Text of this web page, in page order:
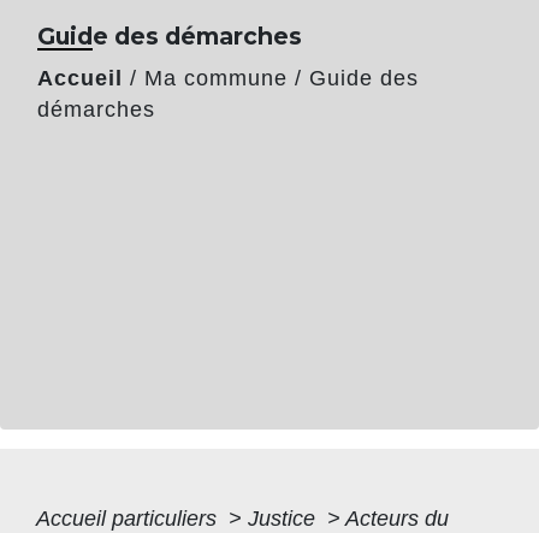
Guide des démarches
Accueil / Ma commune / Guide des
démarches
Accueil particuliers > Justice > Acteurs du